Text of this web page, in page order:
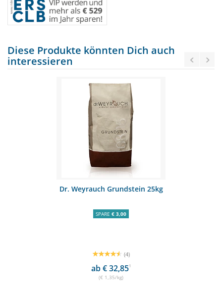
Diese Produkte könnten Dich auch
interessieren
Dr. Weyrauch Grundstein 25kg
SPARE € 3,00
(4)
ab € 32,851
(€ 1,35/kg)